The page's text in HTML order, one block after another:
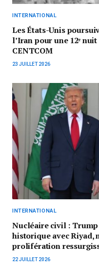
INTERNATIONAL
Les États-Unis
l’Iran pour une 12ᵉ
CENTCOM
23 JUILLET 2026
INTERNATIONAL
Nucléaire civil :
historique avec Riyad,
prolifération
22 JUILLET 2026